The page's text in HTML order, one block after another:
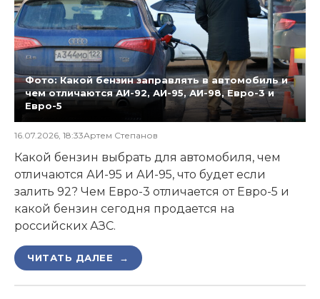
Фото: Какой бензин заправлять в автомобиль и
чем отличаются АИ-92, АИ-95, АИ-98, Евро-3 и
Евро-5
16.07.2026, 18:33Артем Степанов
Какой бензин выбрать для автомобиля, чем
отличаются АИ-95 и АИ-95, что будет если
залить 92? Чем Евро-3 отличается от Евро-5 и
какой бензин сегодня продается на
российских АЗС.
ЧИТАТЬ ДАЛЕЕ →